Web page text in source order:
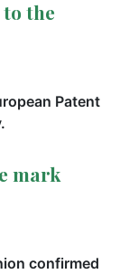
the
Patent
mark
confirmed